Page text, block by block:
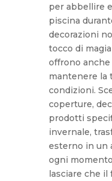
per abbellire
piscina
decorazioni
tocco di
offrono anche
mantenere la
condizioni.
coperture,
prodotti
invernale,
esterno in un
ogni
lasciare che il